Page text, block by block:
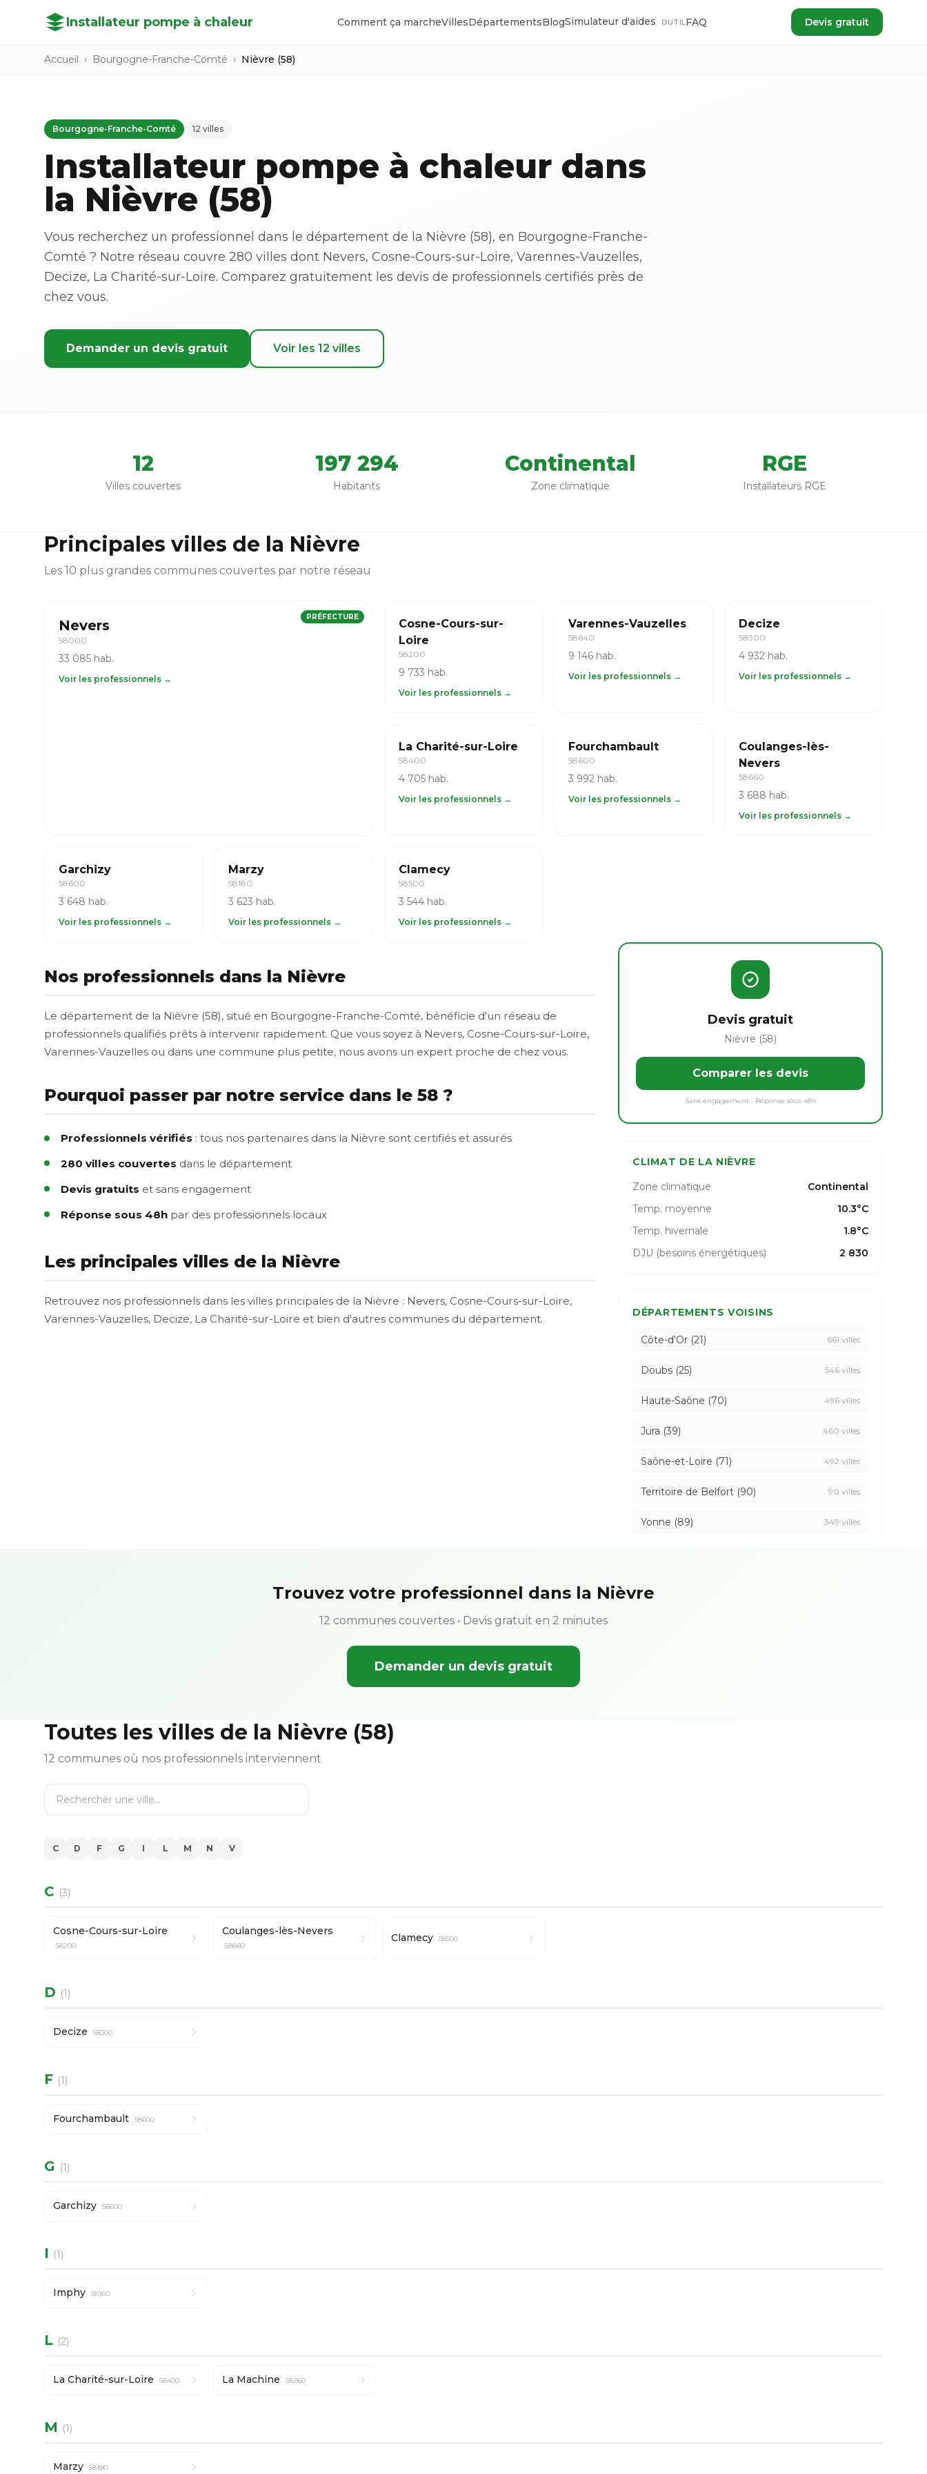
Installateur pompe à chaleur Comment ça marcheVillesDépartementsBlogSimulateur d'aides OUTILFAQ Devis gratuit
Accueil › Bourgogne-Franche-Comté › Nièvre (58)
Bourgogne-Franche-Comté 12 villes
Installateur pompe à chaleur dans
la Nièvre (58)
Vous recherchez un professionnel dans le département de la Nièvre (58), en Bourgogne-Franche-
Comté ? Notre réseau couvre 280 villes dont Nevers, Cosne-Cours-sur-Loire, Varennes-Vauzelles,
Decize, La Charité-sur-Loire. Comparez gratuitement les devis de professionnels certifiés près de
chez vous.
Demander un devis gratuit Voir les 12 villes
12
Villes couvertes
197 294
Habitants
Continental
Zone climatique
RGE
Installateurs RGE
Principales villes de la Nièvre
Les 10 plus grandes communes couvertes par notre réseau
PRÉFECTURE
Nevers
58000
33 085 hab.
Voir les professionnels →
Cosne-Cours-sur-
Loire
58200
9 733 hab.
Voir les professionnels →
Varennes-Vauzelles
58640
9 146 hab.
Voir les professionnels →
Decize
58300
4 932 hab.
Voir les professionnels →
La Charité-sur-Loire
58400
4 705 hab.
Voir les professionnels →
Fourchambault
58600
3 992 hab.
Voir les professionnels →
Coulanges-lès-
Nevers
58660
3 688 hab.
Voir les professionnels →
Garchizy
58600
3 648 hab.
Voir les professionnels →
Marzy
58180
3 623 hab.
Voir les professionnels →
Clamecy
58500
3 544 hab.
Voir les professionnels →
Nos professionnels dans la Nièvre
Le département de la Nièvre (58), situé en Bourgogne-Franche-Comté, bénéficie d'un réseau de
professionnels qualifiés prêts à intervenir rapidement. Que vous soyez à Nevers, Cosne-Cours-sur-Loire,
Varennes-Vauzelles ou dans une commune plus petite, nous avons un expert proche de chez vous.
Pourquoi passer par notre service dans le 58 ?
Professionnels vérifiés : tous nos partenaires dans la Nièvre sont certifiés et assurés
280 villes couvertes dans le département
Devis gratuits et sans engagement
Réponse sous 48h par des professionnels locaux
Les principales villes de la Nièvre
Retrouvez nos professionnels dans les villes principales de la Nièvre : Nevers, Cosne-Cours-sur-Loire,
Varennes-Vauzelles, Decize, La Charité-sur-Loire et bien d'autres communes du département.
Devis gratuit
Nièvre (58)
Comparer les devis
Sans engagement • Réponse sous 48h
CLIMAT DE LA NIÈVRE
Zone climatique
Continental
Temp. moyenne
10.3°C
Temp. hivernale
1.8°C
DJU (besoins énergétiques)
2 830
DÉPARTEMENTS VOISINS
Côte-d'Or (21) 661 villes
Doubs (25) 546 villes
Haute-Saône (70) 496 villes
Jura (39) 460 villes
Saône-et-Loire (71) 492 villes
Territoire de Belfort (90) 90 villes
Yonne (89) 349 villes
Trouvez votre professionnel dans la Nièvre
12 communes couvertes • Devis gratuit en 2 minutes
Demander un devis gratuit
Toutes les villes de la Nièvre (58)
12 communes où nos professionnels interviennent
C D F G I L M N V
C (3)
Cosne-Cours-sur-Loire
58200
Coulanges-lès-Nevers
58660
Clamecy 58500
D (1)
Decize 58300
F (1)
Fourchambault 58600
G (1)
Garchizy 58600
I (1)
Imphy 58160
L (2)
La Charité-sur-Loire 58400 La Machine 58260
M (1)
Marzy 58180